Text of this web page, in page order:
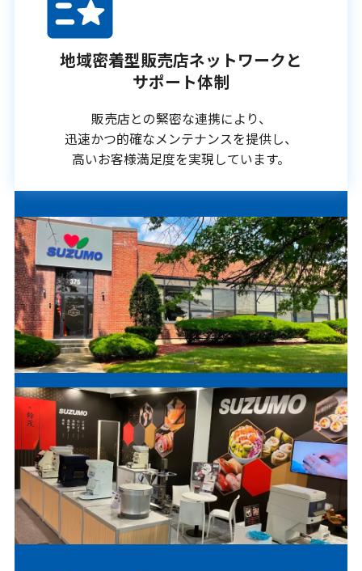
地域密着型販売店ネットワークと
サポート体制
販売店との緊密な連携により、
迅速かつ的確なメンテナンスを提供し、
高いお客様満足度を実現しています。